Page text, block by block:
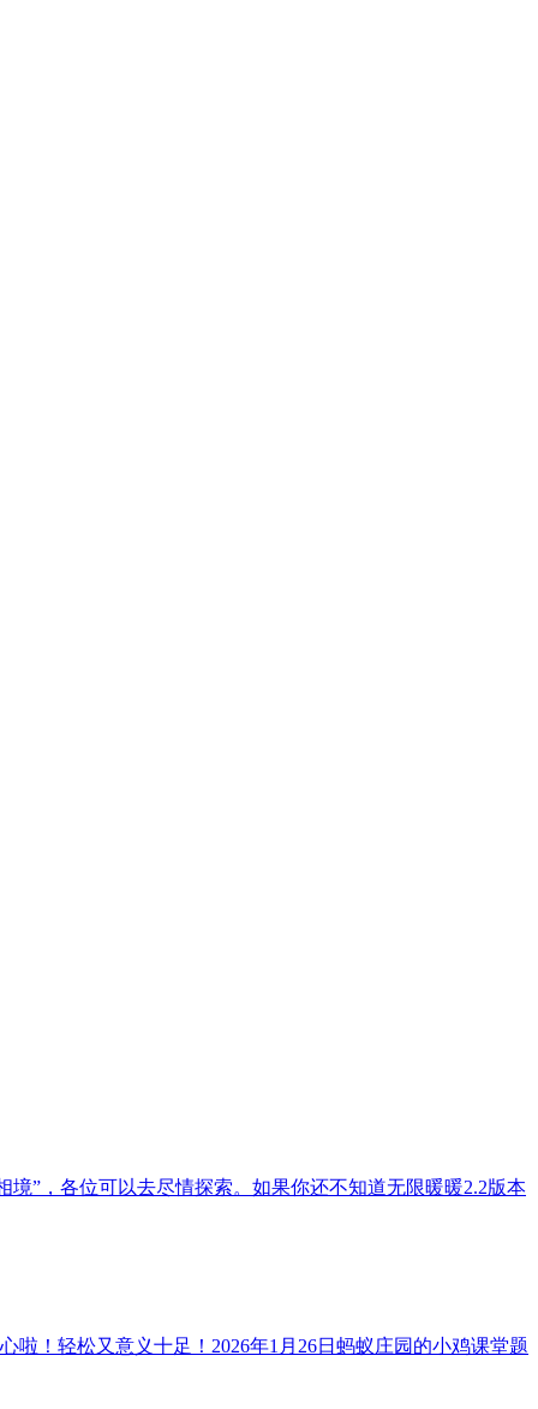
”，各位可以去尽情探索。如果你还不知道无限暖暖2.2版本
！轻松又意义十足！2026年1月26日蚂蚁庄园的小鸡课堂题